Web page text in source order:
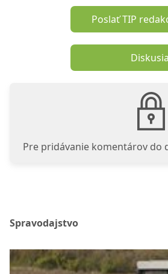
Poslať TIP
Pre pridávanie komentárov do
Spravodajstvo